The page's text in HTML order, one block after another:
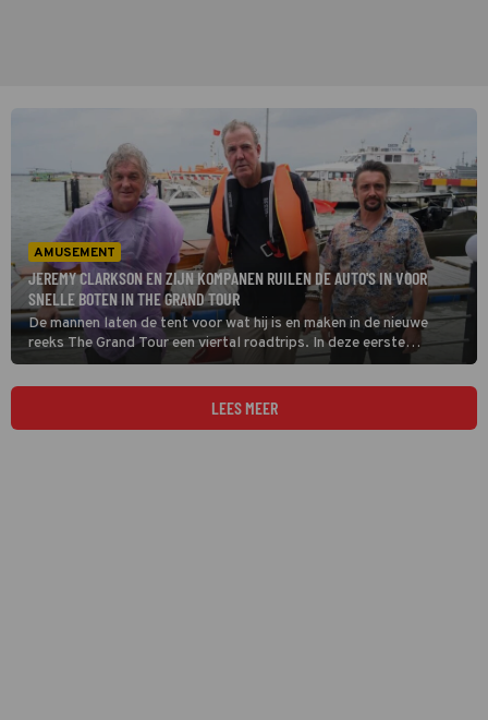
AMUSEMENT
JEREMY CLARKSON EN ZIJN KOMPANEN RUILEN DE AUTO'S IN VOOR
SNELLE BOTEN IN THE GRAND TOUR
De mannen laten de tent voor wat hij is en maken in de nieuwe
reeks The Grand Tour een viertal roadtrips. In deze eerste
aflevering laten ze de auto’s staan en verplaatst het trio zich per
boot. De drie varen door Cambodja en Vietnam.
LEES MEER